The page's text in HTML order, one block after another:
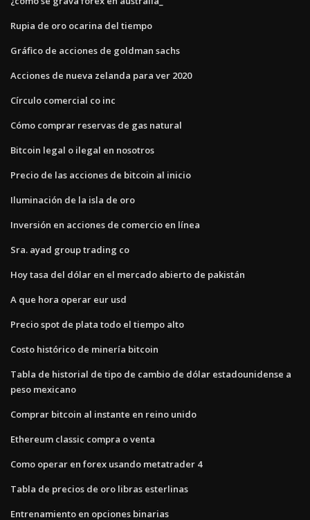
Rupia de oro ocarina del tiempo
Gráfico de acciones de goldman sachs
Acciones de nueva zelanda para ver 2020
Círculo comercial co inc
Cómo comprar reservas de gas natural
Bitcoin legal o ilegal en nosotros
Precio de las acciones de bitcoin al inicio
Iluminación de la isla de oro
Inversión en acciones de comercio en línea
Sra. ayad group trading co
Hoy tasa del dólar en el mercado abierto de pakistán
A que hora operar eur usd
Precio spot de plata todo el tiempo alto
Costo histórico de minería bitcoin
Tabla de historial de tipo de cambio de dólar estadounidense a
peso mexicano
Comprar bitcoin al instante en reino unido
Ethereum classic compra o venta
Como operar en forex usando metatrader 4
Tabla de precios de oro libras esterlinas
Entrenamiento en opciones binarias